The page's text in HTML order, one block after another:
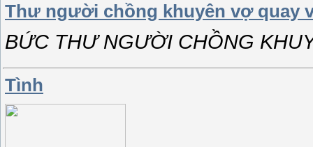
Thư người chồng khuyên vợ quay
BỨC THƯ NGƯỜI CHỒNG
Tình